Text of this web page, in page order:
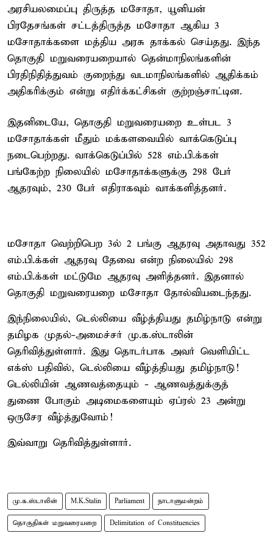
அரசியலமைப்பு திருத்த மசோதா, யூனியன்
பிரதேசங்கள் சட்டத்திருத்த மசோதா ஆகிய 3
மசோதாக்களை மத்திய அரசு தாக்கல் செய்தது. இந்த
தொகுதி மறுவரையறையால் தென்மாநிலங்களின்
பிரதிநிதித்துவம் குறைந்து வடமாநிலங்களில் ஆதிக்கம்
அதிகரிக்கும் என்று எதிர்க்கட்சிகள் குற்றஞ்சாட்டின.
இதனிடையே, தொகுதி மறுவரையறை உள்பட 3
மசோதாக்கள் மீதும் மக்களவையில் வாக்கெடுப்பு
நடைபெற்றது. வாக்கெடுப்பில் 528 எம்.பி.க்கள்
பங்கேற்ற நிலையில் மசோதாக்களுக்கு 298 பேர்
ஆதரவும், 230 பேர் எதிராகவும் வாக்களித்தனர்.
மசோதா வெற்றிபெற 3ல் 2 பங்கு ஆதரவு அதாவது 352
எம்.பி.க்கள் ஆதரவு தேவை என்ற நிலையில் 298
எம்.பி.க்கள் மட்டுமே ஆதரவு அளித்தனர். இதனால்
தொகுதி மறுவரையறை மசோதா தோல்வியடைந்தது.
இந்நிலையில், டெல்லியை வீழ்த்தியது தமிழ்நாடு என்று
தமிழக முதல்-அமைச்சர் மு.க.ஸ்டாலின்
தெரிவித்துள்ளார். இது தொடர்பாக அவர் வெளியிட்ட
எக்ஸ் பதிவில், டெல்லியை வீழ்த்தியது தமிழ்நாடு!
டெல்லியின் ஆணவத்தையும் - ஆணவத்துக்குத்
துணை போகும் அடிமைகளையும் ஏப்ரல் 23 அன்று
ஒருசேர வீழ்த்துவோம்!
இவ்வாறு தெரிவித்துள்ளார்.
மு.க.ஸ்டாலின் M.K.Stalin Parliament நாடாளுமன்றம்
தொகுதிகள் மறுவரையறை Delimitation of Constituencies